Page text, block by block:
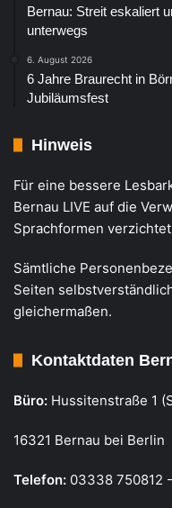
Bernau: Streit eskaliert
unterwegs
6. August 2026
6 Jahre Braurecht in
Jubiläumsfest
Hinweis
Für eine bessere
Bernau LIVE auf die
Sprachformen
Sämtliche
Seiten
gleichermaßen.
Kontaktdaten
Büro: Hussitenstraße 1
16321 Bernau bei Berlin
Telefon: 03338 750812